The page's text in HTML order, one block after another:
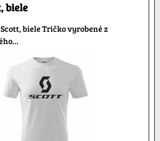
biele
biele Tričko vyrobené z